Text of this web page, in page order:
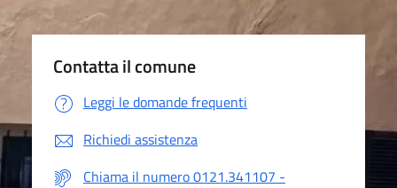
Contatta il comune
Leggi le domande frequenti
Richiedi assistenza
Chiama il numero 0121.341107 -